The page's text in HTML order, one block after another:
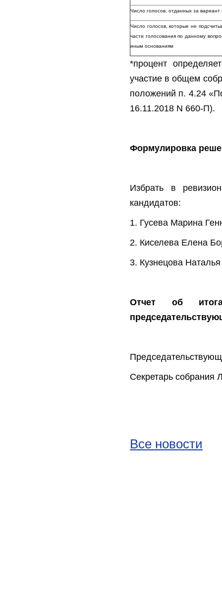
Число голосов, отданных за
Число голосов, которые не
части голосования по данному
иным основаниям
*процент
участие в общем
положений п. 4.24
16.11.2018 N 660-П).
Формулировка
Избрать в
кандидатов:
1. Гусева Марина
2. Киселева Елена
3. Кузнецова
Отчет об
Секретарь собрания
Все новости